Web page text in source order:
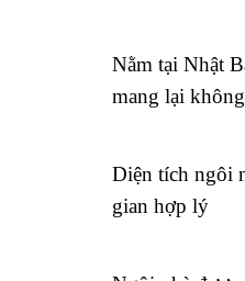
Nằm tại Nhật
mang lại
Diện tích ngôi
gian hợp lý